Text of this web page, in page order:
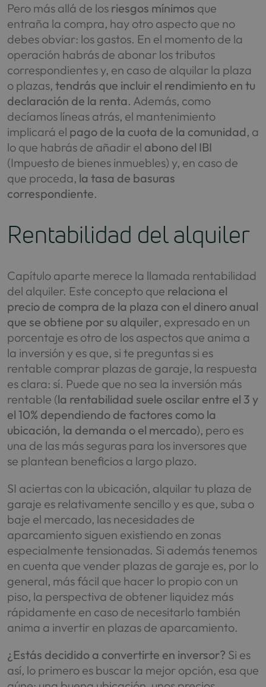
Pero más allá de los riesgos mínimos que
entraña la compra, hay otro aspecto que no
debes obviar: los gastos. En el momento de la
operación habrás de abonar los tributos
correspondientes y, en caso de alquilar la plaza
o plazas, tendrás que incluir el rendimiento en tu
declaración de la renta. Además, como
decíamos líneas atrás, el mantenimiento
implicará el pago de la cuota de la comunidad, a
lo que habrás de añadir el abono del IBI
(Impuesto de bienes inmuebles) y, en caso de
que proceda, la tasa de basuras
correspondiente.
Rentabilidad del alquiler
Capítulo aparte merece la llamada rentabilidad
del alquiler. Este concepto que relaciona el
precio de compra de la plaza con el dinero anual
que se obtiene por su alquiler, expresado en un
porcentaje es otro de los aspectos que anima a
la inversión y es que, si te preguntas si es
rentable comprar plazas de garaje, la respuesta
es clara: sí. Puede que no sea la inversión más
rentable (la rentabilidad suele oscilar entre el 3 y
el 10% dependiendo de factores como la
ubicación, la demanda o el mercado), pero es
una de las más seguras para los inversores que
se plantean beneficios a largo plazo.
SI aciertas con la ubicación, alquilar tu plaza de
garaje es relativamente sencillo y es que, suba o
baje el mercado, las necesidades de
aparcamiento siguen existiendo en zonas
especialmente tensionadas. Si además tenemos
en cuenta que vender plazas de garaje es, por lo
general, más fácil que hacer lo propio con un
piso, la perspectiva de obtener liquidez más
rápidamente en caso de necesitarlo también
anima a invertir en plazas de aparcamiento.
¿Estás decidido a convertirte en inversor? Si es
así, lo primero es buscar la mejor opción, esa que